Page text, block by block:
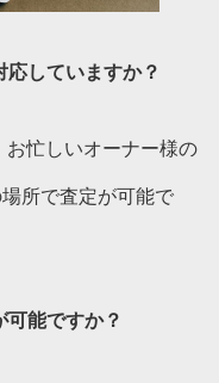
していますか？
忙しいオーナー様の
所で査定が可能で
可能ですか？